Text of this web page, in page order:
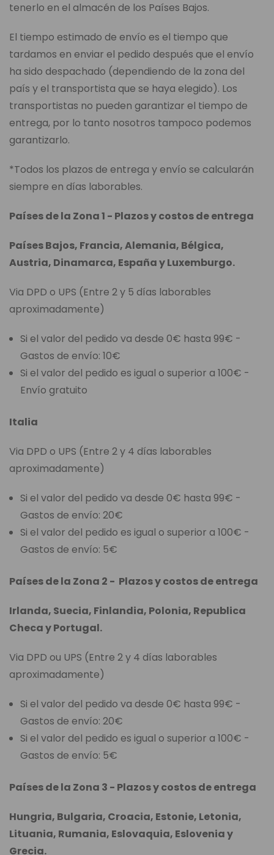
tenerlo en el almacén de los Países Bajos.
El tiempo estimado de envío es el tiempo que
tardamos en enviar el pedido después que el envío
ha sido despachado (dependiendo de la zona del
país y el transportista que se haya elegido). Los
transportistas no pueden garantizar el tiempo de
entrega, por lo tanto nosotros tampoco podemos
garantizarlo.
*Todos los plazos de entrega y envío se calcularán
siempre en días laborables.
Países de la Zona 1 - Plazos y costos de entrega
Países Bajos, Francia, Alemania, Bélgica,
Austria, Dinamarca, España y Luxemburgo.
Via DPD o UPS (Entre 2 y 5 días laborables
aproximadamente)
Si el valor del pedido va desde 0€ hasta 99€ -
Gastos de envío: 10€
Si el valor del pedido es igual o superior a 100€ -
Envío gratuito
Italia
Via DPD o UPS (Entre 2 y 4 días laborables
aproximadamente)
Si el valor del pedido va desde 0€ hasta 99€ -
Gastos de envío: 20€
Si el valor del pedido es igual o superior a 100€ -
Gastos de envío: 5€
Países de la Zona 2 - Plazos y costos de entrega
Irlanda, Suecia, Finlandia, Polonia, Republica
Checa y Portugal.
Via DPD ou UPS (Entre 2 y 4 días laborables
aproximadamente)
Si el valor del pedido va desde 0€ hasta 99€ -
Gastos de envío: 20€
Si el valor del pedido es igual o superior a 100€ -
Gastos de envío: 5€
Países de la Zona 3 - Plazos y costos de entrega
Hungria, Bulgaria, Croacia, Estonie, Letonia,
Lituania, Rumania, Eslovaquia, Eslovenia y
Grecia.